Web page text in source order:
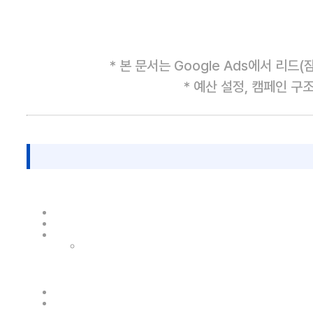
* 본 문서는 Google Ads에서 리드(
* 예산 설정, 캠페인 구